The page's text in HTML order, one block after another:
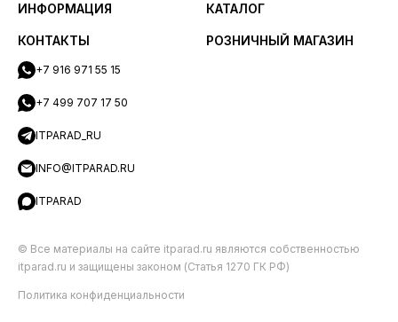
ИНФОРМАЦИЯ КАТАЛОГ
КОНТАКТЫ
+7 916 971 55 15
+7 499 707 17 50
ITPARAD_RU
INFO@ITPARAD.RU
ITPARAD
РОЗНИЧНЫЙ МАГАЗИН
© Все материалы на сайте itparad.ru являются собственностью
itparad.ru и защищены законом (Статья 1270 ГК РФ)
Политика конфиденциальности